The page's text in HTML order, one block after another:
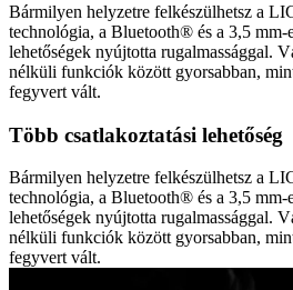
Bármilyen helyzetre felkészülhetsz a
technológia, a Bluetooth® és a 3,5 mm-
lehetőségek nyújtotta rugalmassággal.
nélküli funkciók között gyorsabban,
fegyvert vált.
Több csatlakoztatási lehetőség
Bármilyen helyzetre felkészülhetsz a
technológia, a Bluetooth® és a 3,5 mm-
lehetőségek nyújtotta rugalmassággal.
nélküli funkciók között gyorsabban,
fegyvert vált.